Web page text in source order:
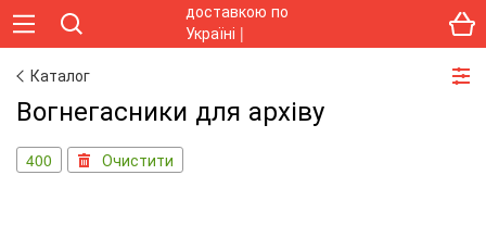
Каталог
Вогнегасники для архіву
400 Очистити